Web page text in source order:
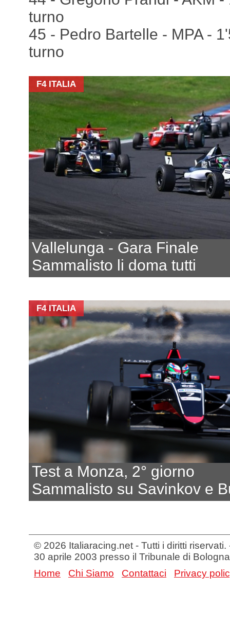
turno
45 - Pedro Bartelle - MPA -
turno
F4 ITALIA
Vallelunga - Gara Finale
Sammalisto li doma tutti
F4 ITALIA
Test a Monza, 2° giorno
Sammalisto su Savinkov e
© 2026 Italiaracing.net - Tutti i diritti
30 aprile 2003 presso il Tribunale di Bologna
Home
Chi Siamo Contattaci Privacy